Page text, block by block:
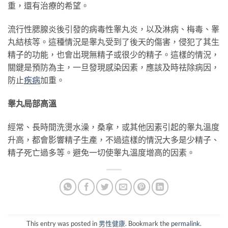
重，還有治療的希望。
流行性腮腺炎後引發的病毒性睾丸炎，以及淋病、梅毒、睾
丸結核等。這種情況是睾丸受到了後天的傷害，侵犯了其生
精子的功能，也會出現無精子或很少的精子。這樣的情況，
關鍵是預防為主，一旦發現感染因素，應該及時祛除病因，
防止疾病加重。
睾丸局部高溫
經常、長時間洗燙水澡，桑拿，或其他因素引起的睾丸溫度
升高，都會影響精子生產，不過這樣的情況大多是少精子、
精子死亡過多等。避免一切使睾丸溫度增高的因素。
This entry was posted in 男性健康. Bookmark the permalink.